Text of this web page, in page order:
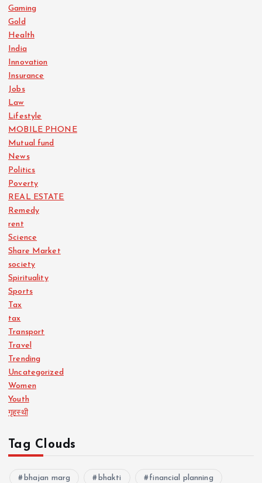
Gaming
Gold
Health
India
Innovation
Insurance
Jobs
Law
Lifestyle
MOBILE PHONE
Mutual fund
News
Politics
Poverty
REAL ESTATE
Remedy
rent
Science
Share Market
society
Spirituality
Sports
Tax
tax
Transport
Travel
Trending
Uncategorized
Women
Youth
गृहस्थी
Tag Clouds
bhajan marg bhakti financial planning